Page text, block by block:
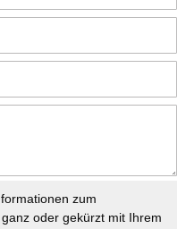
zum
oder gekürzt mit Ihrem